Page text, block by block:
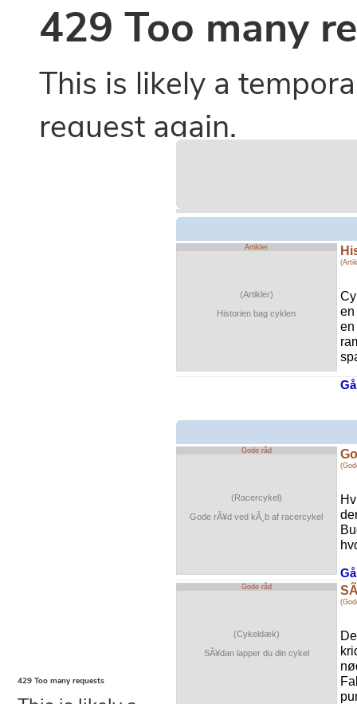
Artikler
(Artikler)
Historien bag cyklen
en
Gode råd
(Racercykel)
Gode rÃ¥d ved kÃ¸b af racercykel
Gode råd
(Cykeldæk)
SÃ¥dan lapper du din cykel